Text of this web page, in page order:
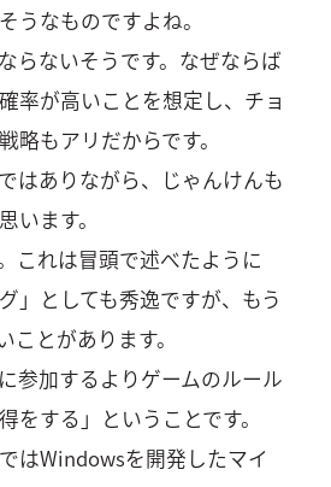
うなものですよね。
らないそうです。なぜならば
率が高いことを想定し、チョ
略もアリだからです。
はありながら、じゃんけんも
います。
これは冒頭で述べたように
」としても秀逸ですが、もう
ことがあります。
参加するよりゲームのルール
をする」ということです。
はWindowsを開発したマイ